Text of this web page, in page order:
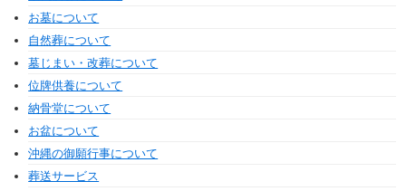
お墓について
自然葬について
墓じまい・改葬について
位牌供養について
納骨堂について
お盆について
沖縄の御願行事について
葬送サービス